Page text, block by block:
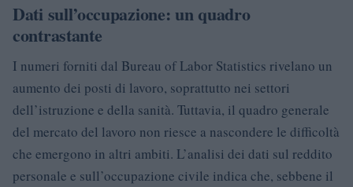
Dati sull’occupazione: un quadro
contrastante
I numeri forniti dal Bureau of Labor Statistics rivelano un
aumento dei posti di lavoro, soprattutto nei settori
dell’istruzione e della sanità. Tuttavia, il quadro generale
del mercato del lavoro non riesce a nascondere le difficoltà
che emergono in altri ambiti. L’analisi dei dati sul reddito
personale e sull’occupazione civile indica che, sebbene il